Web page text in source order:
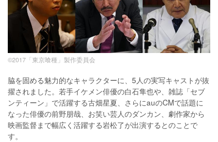
©2017「東京喰種」製作委員会
脇を固める魅力的なキャラクターに、5人の実写キャストが抜
擢されました。若手イケメン俳優の白石隼也や、雑誌「セブ
ンティーン」で活躍する古畑星夏、さらにauのCMで話題に
なった俳優の前野朋哉、お笑い芸人のダンカン、劇作家から
映画監督まで幅広く活躍する岩松了が出演するとのことで
す。